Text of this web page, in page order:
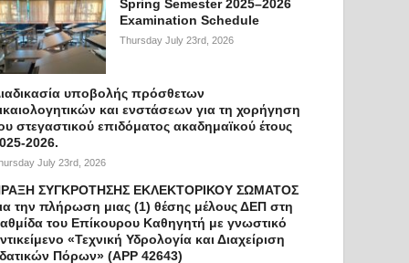
Spring Semester 2025–2026
Examination Schedule
Thursday July 23rd, 2026
υποβολής πρόσθετων
και ενστάσεων για τη χορήγηση
στεγαστικού επιδόματος ακαδημαϊκού έτους
2026.
July 23rd, 2026
ΣΥΓΚΡΟΤΗΣΗΣ ΕΚΛΕΚΤΟΡΙΚΟΥ ΣΩΜΑΤΟΣ
την πλήρωση μιας (1) θέσης μέλους ΔΕΠ στη
του Επίκουρου Καθηγητή με γνωστικό
«Τεχνική Υδρολογία και Διαχείριση
Πόρων» (APP 42643)